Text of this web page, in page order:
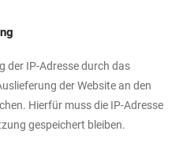
der IP-Adresse durch das
der Website an den
Hierfür muss die IP-Adresse
gespeichert bleiben.